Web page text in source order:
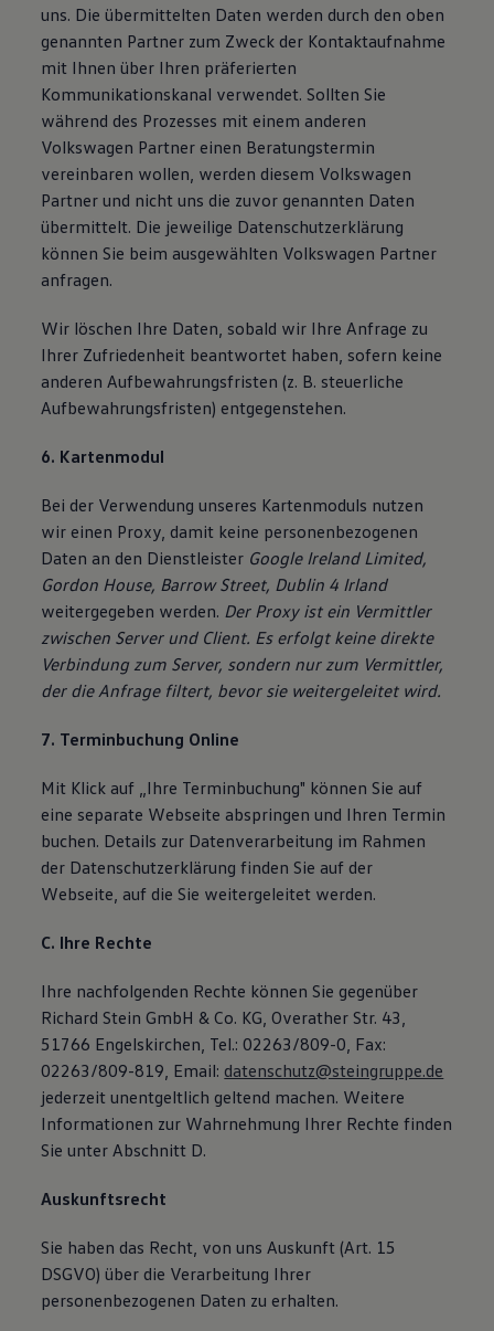
uns. Die übermittelten Daten werden durch den oben
genannten Partner zum Zweck der Kontaktaufnahme
mit Ihnen über Ihren präferierten
Kommunikationskanal verwendet. Sollten Sie
während des Prozesses mit einem anderen
Volkswagen Partner einen Beratungstermin
vereinbaren wollen, werden diesem Volkswagen
Partner und nicht uns die zuvor genannten Daten
übermittelt. Die jeweilige Datenschutzerklärung
können Sie beim ausgewählten Volkswagen Partner
anfragen.
Wir löschen Ihre Daten, sobald wir Ihre Anfrage zu
Ihrer Zufriedenheit beantwortet haben, sofern keine
anderen Aufbewahrungsfristen (z. B. steuerliche
Aufbewahrungsfristen) entgegenstehen.
6. Kartenmodul
Bei der Verwendung unseres Kartenmoduls nutzen
wir einen Proxy, damit keine personenbezogenen
Daten an den Dienstleister Google Ireland Limited,
Gordon House, Barrow Street, Dublin 4 Irland
weitergegeben werden. Der Proxy ist ein Vermittler
zwischen Server und Client. Es erfolgt keine direkte
Verbindung zum Server, sondern nur zum Vermittler,
der die Anfrage filtert, bevor sie weitergeleitet wird.
7. Terminbuchung Online
Mit Klick auf „Ihre Terminbuchung" können Sie auf
eine separate Webseite abspringen und Ihren Termin
buchen. Details zur Datenverarbeitung im Rahmen
der Datenschutzerklärung finden Sie auf der
Webseite, auf die Sie weitergeleitet werden.
C. Ihre Rechte
Ihre nachfolgenden Rechte können Sie gegenüber
Richard Stein GmbH & Co. KG, Overather Str. 43,
51766 Engelskirchen, Tel.: 02263/809-0, Fax:
02263/809-819, Email: datenschutz@steingruppe.de
jederzeit unentgeltlich geltend machen. Weitere
Informationen zur Wahrnehmung Ihrer Rechte finden
Sie unter Abschnitt D.
Auskunftsrecht
Sie haben das Recht, von uns Auskunft (Art. 15
DSGVO) über die Verarbeitung Ihrer
personenbezogenen Daten zu erhalten.